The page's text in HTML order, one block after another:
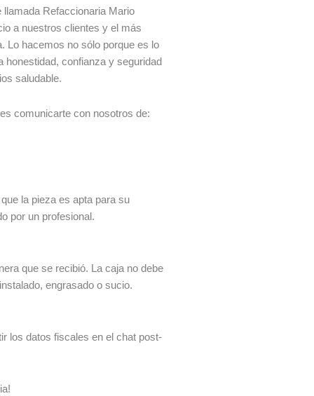
Refaccionaria Mario
a nuestros clientes y el más
Lo hacemos no sólo porque es lo
honestidad, confianza y seguridad
saludable.
comunicarte con nosotros de:
la pieza es apta para su
por un profesional.
que se recibió. La caja no debe
engrasado o sucio.
los datos fiscales en el chat post-